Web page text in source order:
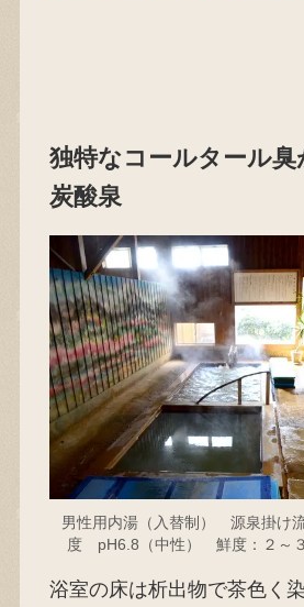
独特なコールタール
炭酸泉
男性用内湯（入替制） 源泉掛け
度 pH6.8（中性） 鮮度：２
浴室の床は析出物で茶色く